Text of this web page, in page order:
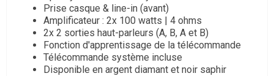
Prise casque & line-in (avant)
Amplificateur : 2x 100 watts | 4 ohms
2x 2 sorties haut-parleurs (A, B, A et B)
Fonction d'apprentissage de la télécommande
Télécommande système incluse
Disponible en argent diamant et noir saphir